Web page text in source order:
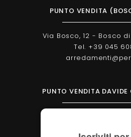
PUNTO VENDITA
Via Bosco, 12 - Bosco
Tel. +39 045
PUNTO VENDITA DAVIDE